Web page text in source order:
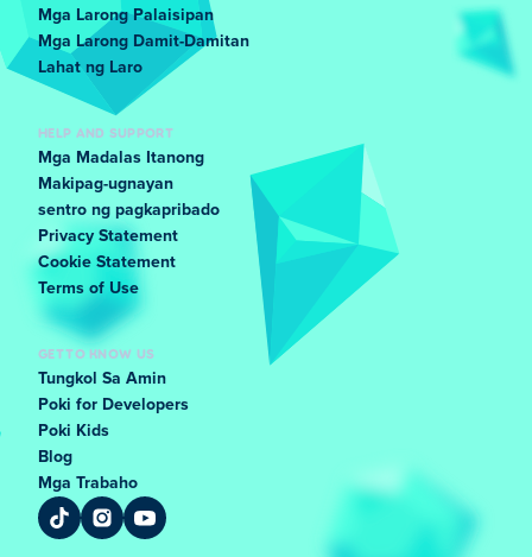
Mga Larong Palaisipan
Mga Larong Damit-Damitan
Lahat ng Laro
HELP AND SUPPORT
Mga Madalas Itanong
Makipag-ugnayan
sentro ng pagkapribado
Privacy Statement
Cookie Statement
Terms of Use
GET TO KNOW US
Tungkol Sa Amin
Poki for Developers
Poki Kids
Blog
Mga Trabaho